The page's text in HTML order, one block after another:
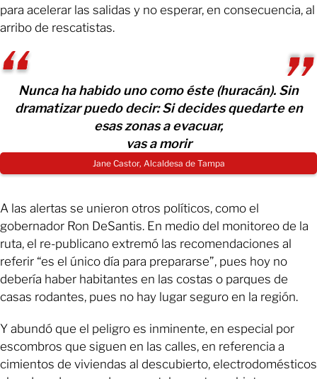
para acelerar las salidas y no esperar, en consecuencia, al
arribo de rescatistas.
Nunca ha habido uno como éste (huracán). Sin
dramatizar puedo decir: Si decides quedarte en
esas zonas a evacuar,
vas a morir
Jane Castor, Alcaldesa de Tampa
A las alertas se unieron otros políticos, como el
gobernador Ron DeSantis. En medio del monitoreo de la
ruta, el re-publicano extremó las recomendaciones al
referir “es el único día para prepararse”, pues hoy no
debería haber habitantes en las costas o parques de
casas rodantes, pues no hay lugar seguro en la región.
Y abundó que el peligro es inminente, en especial por
escombros que siguen en las calles, en referencia a
cimientos de viviendas al descubierto, electrodomésticos